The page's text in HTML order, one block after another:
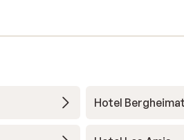
Hotel Bergheimat